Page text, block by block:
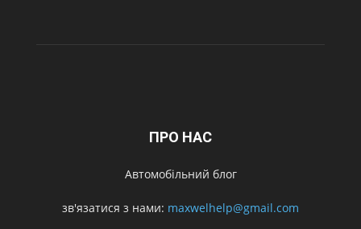
ПРО НАС
Автомобільний блог
зв'язатися з нами: maxwelhelp@gmail.com